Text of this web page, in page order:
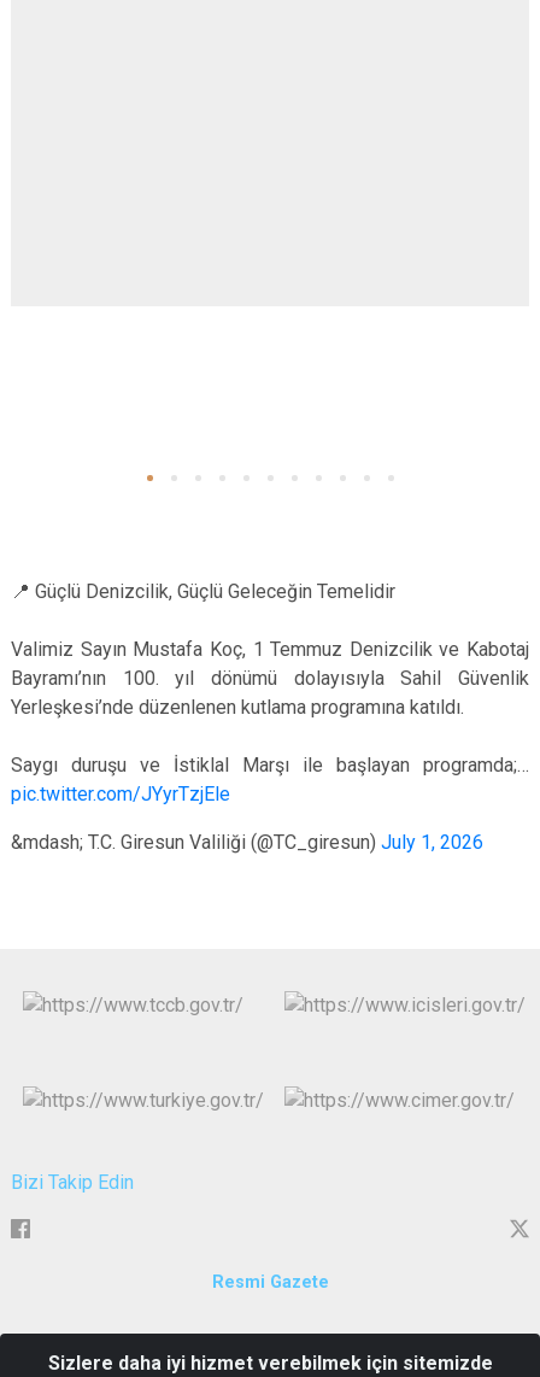
📍 Güçlü Denizcilik, Güçlü Geleceğin Temelidir
Valimiz Sayın Mustafa Koç, 1 Temmuz Denizcilik ve Kabotaj
Bayramı’nın 100. yıl dönümü dolayısıyla Sahil Güvenlik
Yerleşkesi’nde düzenlenen kutlama programına katıldı.
Saygı duruşu ve İstiklal Marşı ile başlayan programda;…
pic.twitter.com/JYyrTzjEle
&mdash; T.C. Giresun Valiliği (@TC_giresun) July 1, 2026
Bizi Takip Edin
Resmi Gazete
Giresun
Sizlere daha iyi hizmet verebilmek için sitemizde